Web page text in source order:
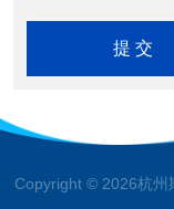
Copyright © 2026杭州